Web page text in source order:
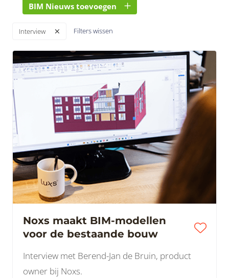
BIM Nieuws toevoegen
Interview Filters wissen
Noxs maakt BIM-modellen
voor de bestaande bouw
Interview met Berend-Jan de Bruin, product
owner bij Noxs.